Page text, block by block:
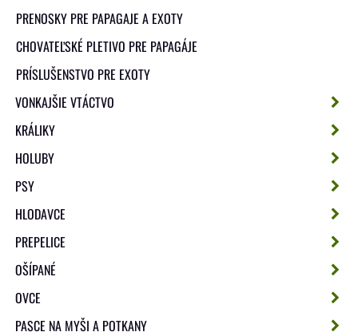
PRENOSKY PRE PAPAGAJE A EXOTY
CHOVATEĽSKÉ PLETIVO PRE PAPAGÁJE
PRÍSLUŠENSTVO PRE EXOTY
VONKAJŠIE VTÁCTVO
KRÁLIKY
HOLUBY
PSY
HLODAVCE
PREPELICE
OŠÍPANÉ
OVCE
PASCE NA MYŠI A POTKANY